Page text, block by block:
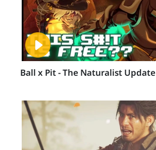
Ball x Pit - The Naturalist Update